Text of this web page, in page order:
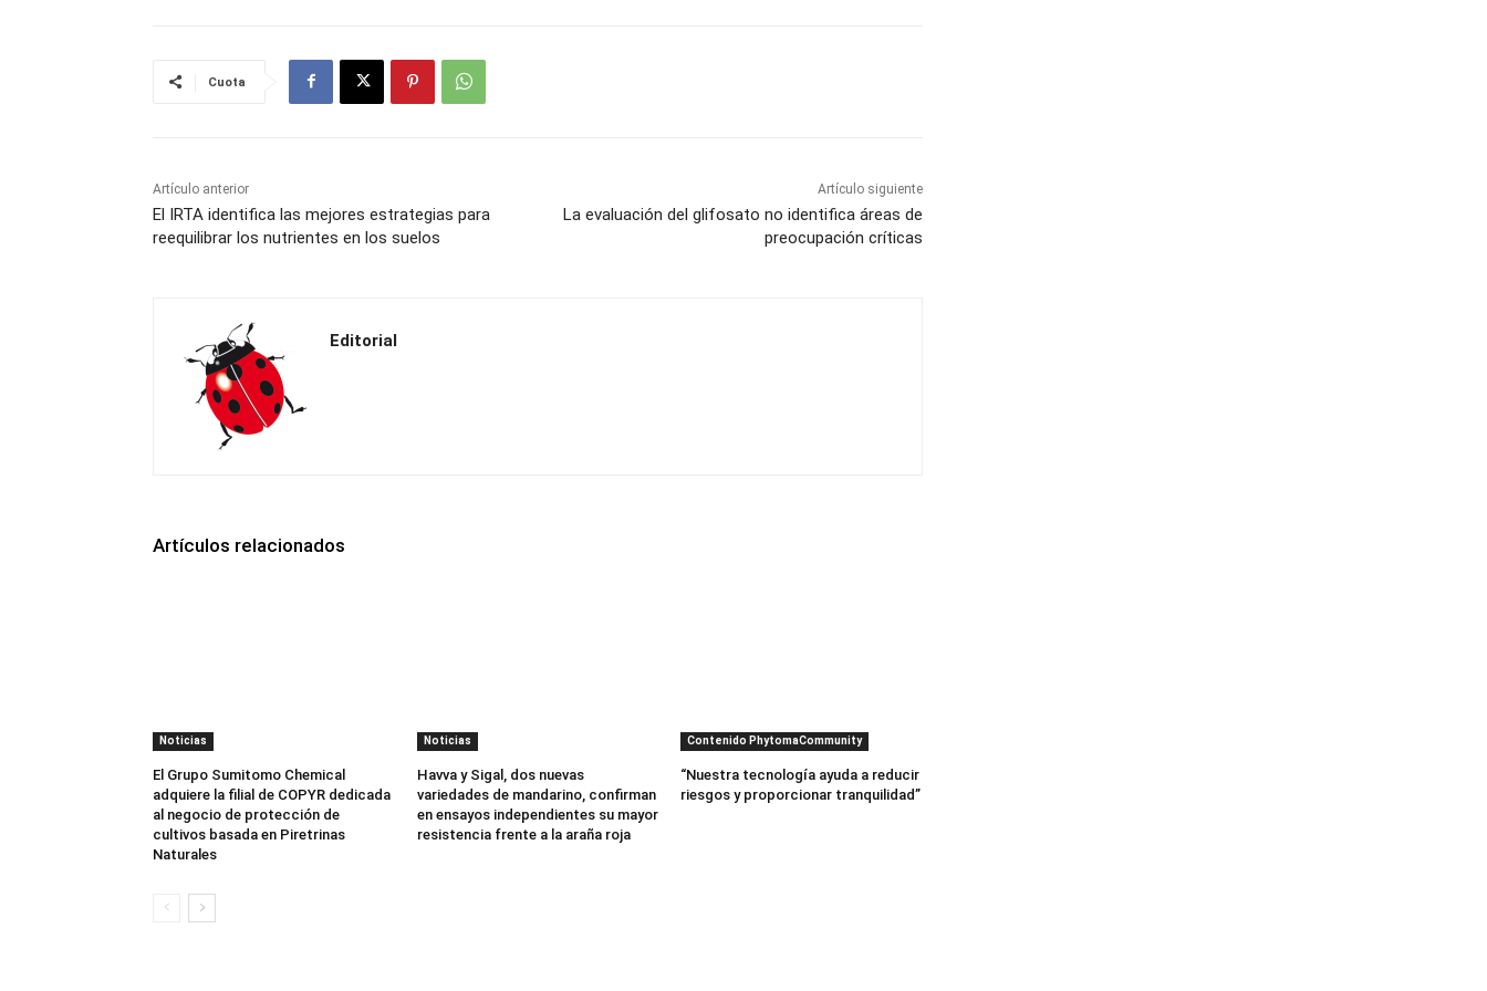
Cuota
Artículo anterior
El IRTA identifica las mejores estrategias para
reequilibrar los nutrientes en los suelos
Artículo siguiente
La evaluación del glifosato no identifica áreas de
preocupación críticas
Editorial
Artículos relacionados
Noticias
El Grupo Sumitomo Chemical
adquiere la filial de COPYR dedicada
al negocio de protección de
cultivos basada en Piretrinas
Naturales
Noticias
Havva y Sigal, dos nuevas
variedades de mandarino, confirman
en ensayos independientes su mayor
resistencia frente a la araña roja
Contenido PhytomaCommunity
“Nuestra tecnología ayuda a reducir
riesgos y proporcionar tranquilidad”